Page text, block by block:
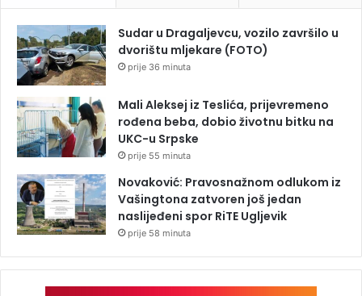
Sudar u Dragaljevcu, vozilo završilo u
dvorištu mljekare (FOTO)
prije 36 minuta
Mali Aleksej iz Teslića, prijevremeno
rođena beba, dobio životnu bitku na
UKC-u Srpske
prije 55 minuta
Novaković: Pravosnažnom odlukom iz
Vašingtona zatvoren još jedan
naslijeđeni spor RiTE Ugljevik
prije 58 minuta